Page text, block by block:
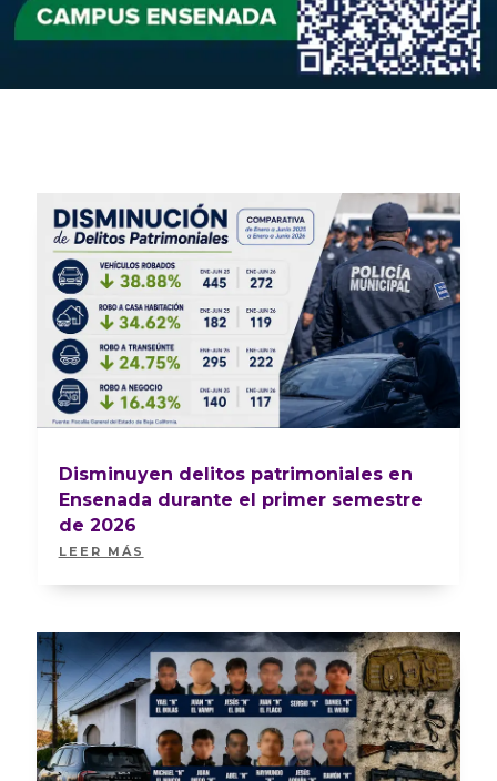
Disminuyen delitos patrimoniales en
Ensenada durante el primer semestre
de 2026
LEER MÁS